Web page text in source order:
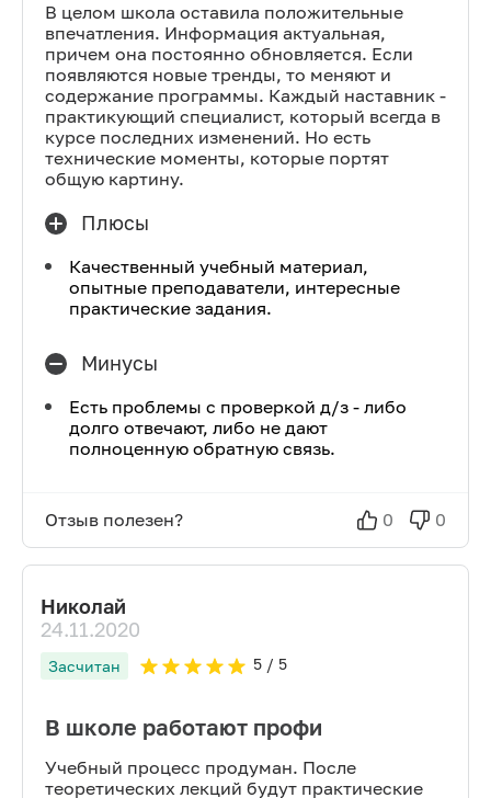
В целом школа оставила положительные
впечатления. Информация актуальная,
причем она постоянно обновляется. Если
появляются новые тренды, то меняют и
содержание программы. Каждый наставник -
практикующий специалист, который всегда в
курсе последних изменений. Но есть
технические моменты, которые портят
общую картину.
Плюсы
Качественный учебный материал,
опытные преподаватели, интересные
практические задания.
Минусы
Есть проблемы с проверкой д/з - либо
долго отвечают, либо не дают
полноценную обратную связь.
Отзыв полезен? 0 0
Николай
24.11.2020
Засчитан 5/ 5
В школе работают профи
Учебный процесс продуман. После
теоретических лекций будут практические